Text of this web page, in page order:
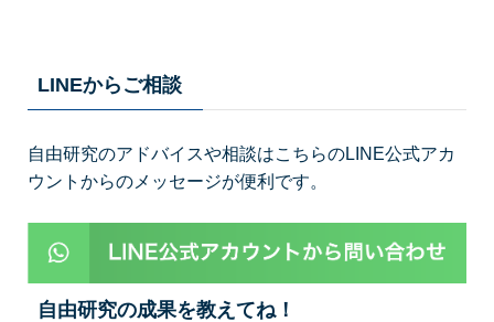
LINEからご相談
自由研究のアドバイスや相談はこちらのLINE公式アカ
ウントからのメッセージが便利です。
自由研究の成果を教えてね！